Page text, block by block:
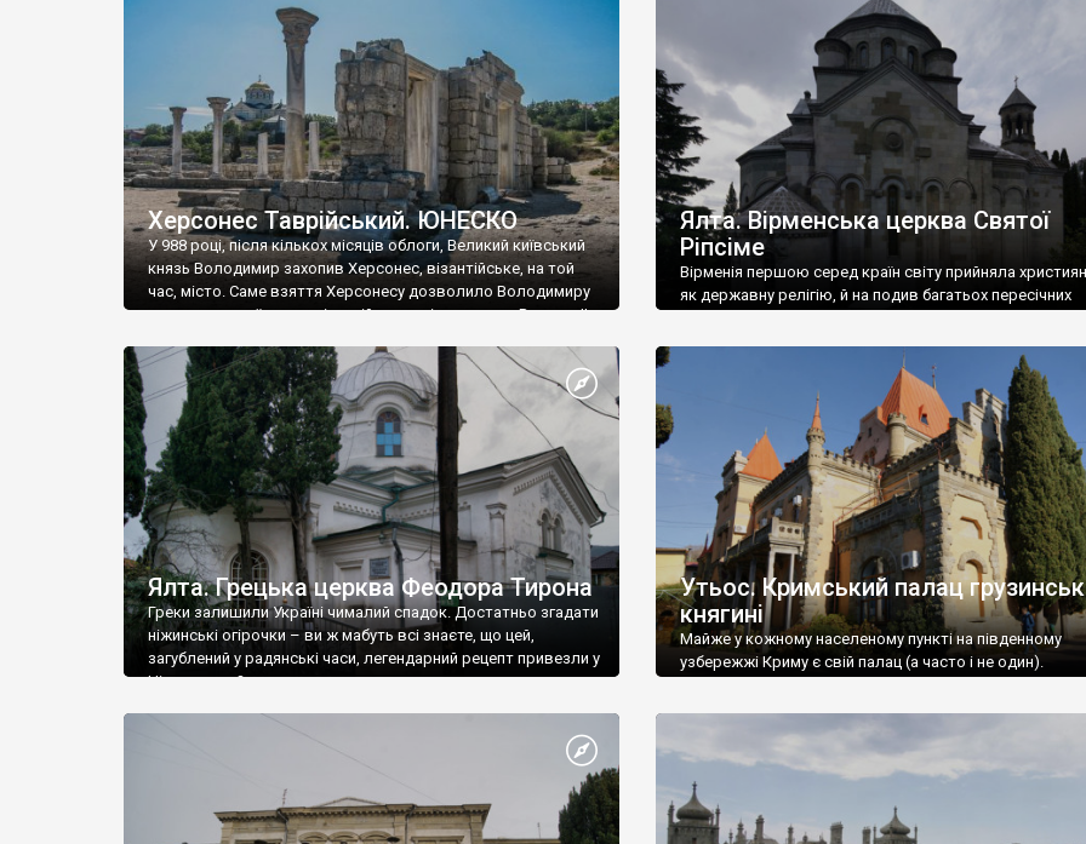
візантійської доби. Раритети викрадені з фондів об’єкту
культурної спадщини ЮНЕСКО «Херсонеса Таврійського».
Офіційно – на виставку «Золото Візантії», але експерти та
влада в Україні вважають це лише […]
називаються «повстяками» (postaki)…” “Вино. Крим
виробляє відмінне вино і його вдосталь: воно все
легке біле і дуже […]
Херсонес Таврійський. ЮНЕСКО
У 988 році, після кількох місяців облоги, Великий київський
князь Володимир захопив Херсонес, візантійське, на той
час, місто. Саме взяття Херсонесу дозволило Володимиру
диктувати свої умови візантійському імператору Василю ІІ,
Херсонесі Володимир-язичник, став Василем-
християнином. А потім було Хрещення Русі. На честь
Херсонесу Таврійського названо місто […]
Ялта. Вірменська церква Святої
Ріпсіме
Вірменія першою серед країн світу прийняла
як державну релігію, й на подив багатьох пересічних
Ялта. Грецька церква Феодора Тирона
Греки залишили Україні чималий спадок. Достатньо згадати
ніжинські огірочки – ви ж мабуть всі знаєте, що цей,
загублений у радянські часи, легендарний рецепт привезли у
Ніжин греки?
Утьос. Кримський палац
княгині
Майже у кожному населеному пункті на південному
узбережжі Криму є свій палац (а часто і не один).